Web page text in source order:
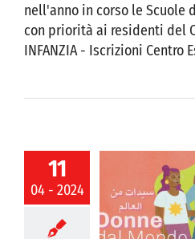
nell'anno in corso le Scuole
con priorità ai residenti del
INFANZIA - Iscrizioni Centro
11
04 - 2024
DAL MONDO